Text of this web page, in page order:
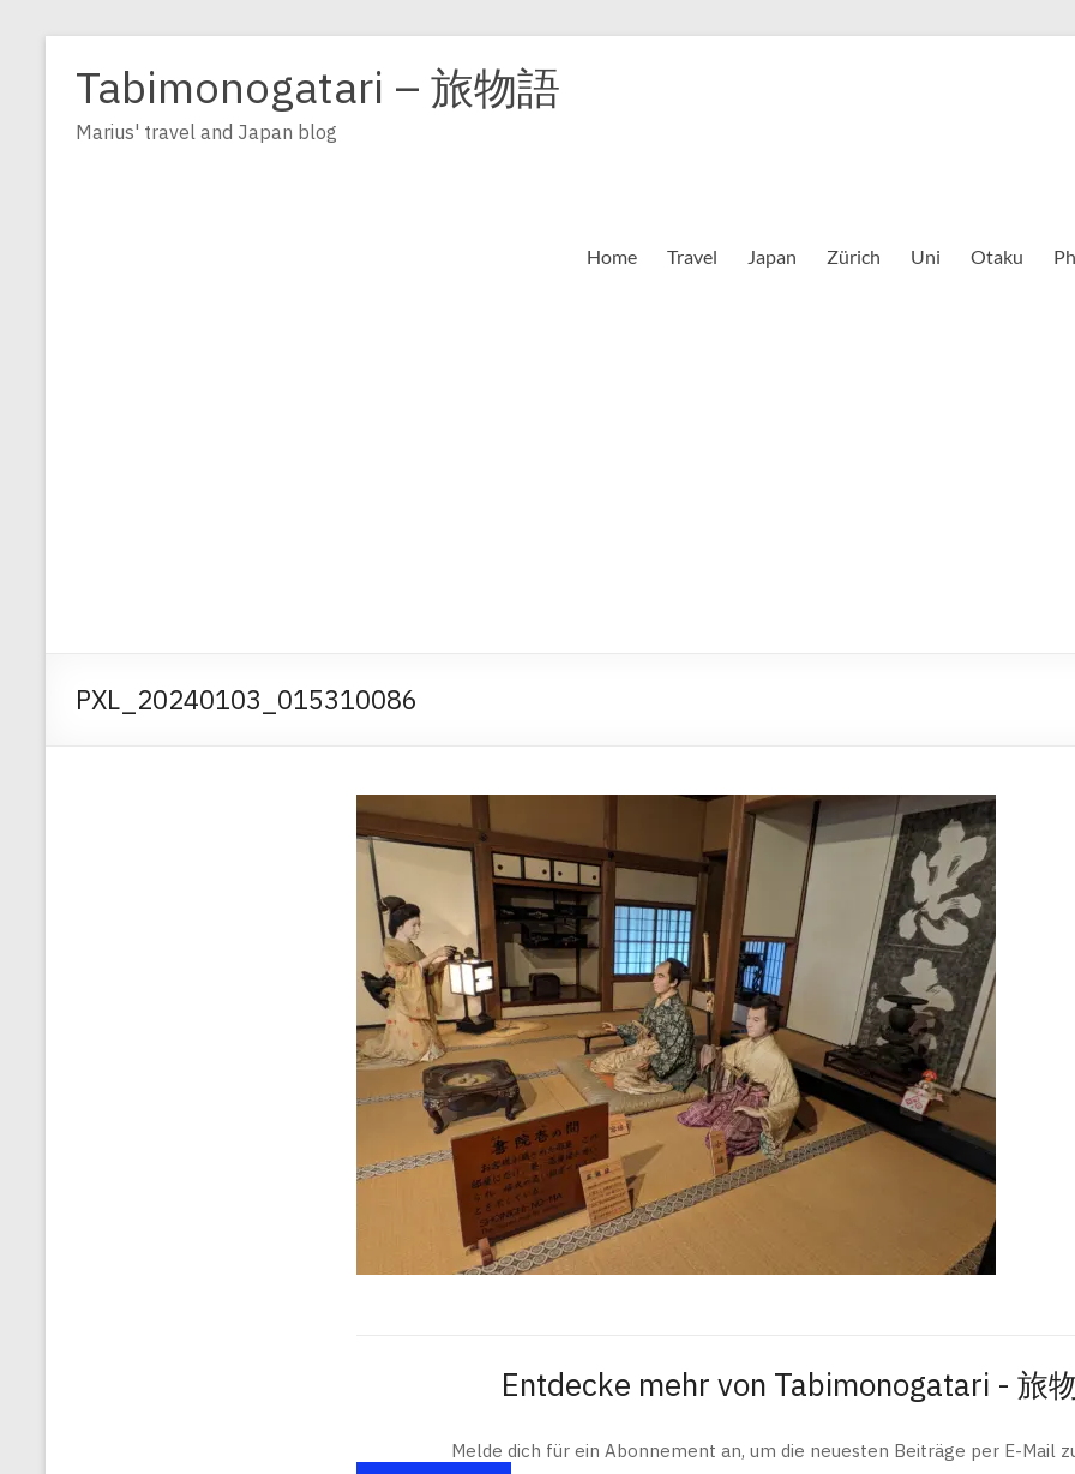
Inhalt
springen
Tabimonogatari – 旅物語
Marius' travel and Japan blog
Home Travel Japan Zürich Uni Otaku
PXL_20240103_015310086
Entdecke mehr von Tabimonogatari - 旅
Melde dich für ein Abonnement an, um die neuesten Beiträge per E-Mail